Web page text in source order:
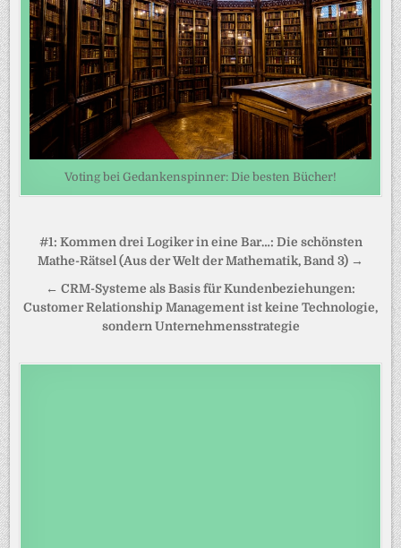
Voting bei Gedankenspinner: Die besten Bücher!
Beitragsnavigation
#1: Kommen drei Logiker in eine Bar…: Die schönsten
Mathe-Rätsel (Aus der Welt der Mathematik, Band 3) →
← CRM-Systeme als Basis für Kundenbeziehungen:
Customer Relationship Management ist keine Technologie,
sondern Unternehmensstrategie